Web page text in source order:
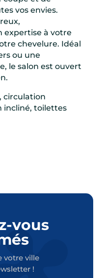
vos envies.
expertise à votre
chevelure. Idéal
ou une
le salon est ouvert
circulation
incliné, toilettes
vous
votre ville
!